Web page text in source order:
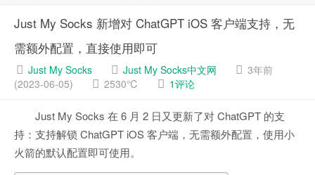
Just My Socks 新增对 ChatGPT iOS 客户端支持，无
需额外配置，直接使用即可
Just My Socks Just My Socks中文网
3年前
(2023-06-05)
2530℃ 1评论
Just My Socks 在 6 月 2 日又更新了对 ChatGPT 的支
持：支持解锁 ChatGPT iOS 客户端，无需额外配置，使用小
火箭的默认配置即可使用。